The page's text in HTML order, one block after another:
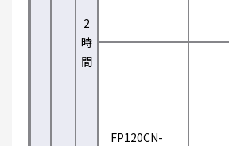
2
時
間
FP120CN-